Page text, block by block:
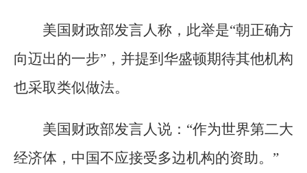
美国财政部发言人称，此举是“朝正确方
向迈出的一步”，并提到华盛顿期待其他机构
也采取类似做法。
美国财政部发言人说：“作为世界第二大
经济体，中国不应接受多边机构的资助。”